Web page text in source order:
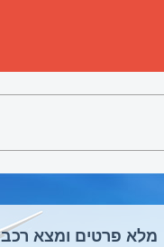
מלא פרטים ומצא רכב